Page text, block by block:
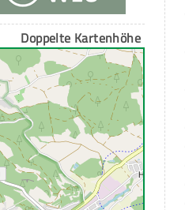
Doppelte Kartenhöhe